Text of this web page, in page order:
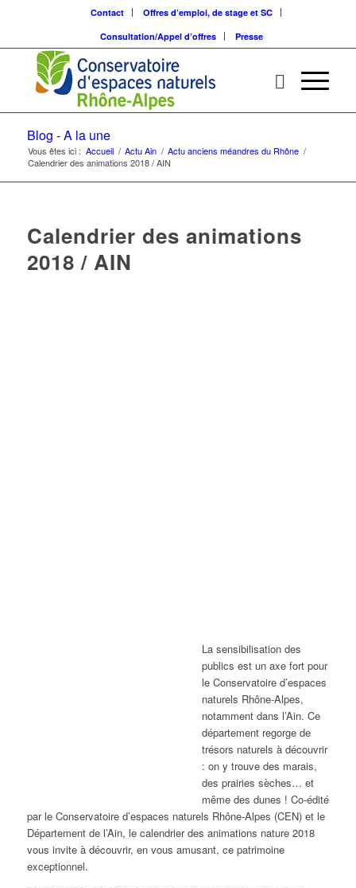
Contact
Offres d’emploi, de stage et SC
Consultation/Appel d’offres
Presse
Blog - A la une
Vous êtes ici : Accueil / Actu Ain / Actu anciens méandres du Rhône /
Calendrier des animations 2018 / AIN
Calendrier des animations
2018 / AIN
La sensibilisation des
publics est un axe fort pour
le Conservatoire d’espaces
naturels Rhône-Alpes,
notamment dans l’Ain. Ce
département regorge de
trésors naturels à découvrir
: on y trouve des marais,
des prairies sèches… et
même des dunes ! Co-édité
par le Conservatoire d’espaces naturels Rhône-Alpes (CEN) et le
Département de l’Ain, le calendrier des animations nature 2018
vous invite à découvrir, en vous amusant, ce patrimoine
exceptionnel.